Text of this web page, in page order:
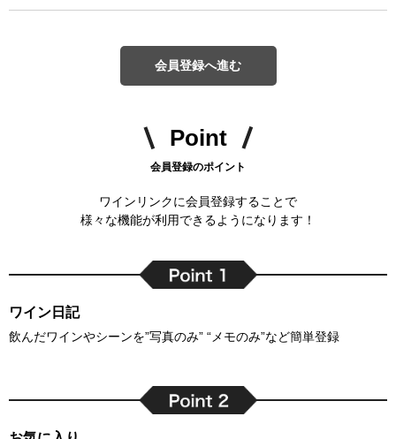
会員登録へ進む
Point
会員登録のポイント
ワインリンクに会員登録することで
様々な機能が利用できるようになります！
ワイン日記
飲んだワインやシーンを”写真のみ” “メモのみ”など簡単登録